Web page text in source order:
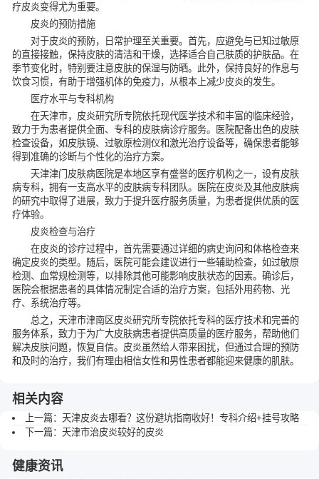
疗皮炎变得尤为重要。
皮炎的预防措施
对于皮炎的预防，日常护理至关重要。首先，应避免与已知过敏原
的直接接触，保持皮肤的清洁和干燥，选择适合自己肤质的护肤品。在
季节变化时，特别要注意皮肤的保湿与防晒。此外，保持良好的作息与
饮食习惯，有助于增强机体的免疫力，从根本上减少皮炎的发生。
医疗水平与专科机构
在天津市，皮炎研究所专院依托现代医学技术和丰富的临床经验，
致力于为患者提供全面、专科的皮肤病诊疗服务。医院配备出色的皮肤
检查设备，如皮肤镜、过敏原检测仪和激光治疗设备等，确保患者能够
得到准确的诊断与个性化的治疗方案。
天津津门皮肤病医院是本地区享有盛誉的医疗机构之一，设有皮肤
病专科，拥有一支高水平的皮肤病专科团队。医院在皮炎及其他皮肤病
的研究中取得了进展，致力于提升医疗服务质量，为患者提供优质的医
疗体验。
皮炎检查与治疗
在皮炎的诊疗过程中，首先需要通过详细的病史询问和体格检查来
确定皮炎的类型。随后，医院可能会建议进行一些辅助检查，如过敏原
检测、血常规检测等，以排除其他可能影响皮肤状态的因素。确诊后，
医院会根据患者的具体情况制定合适的治疗方案，包括外用药物、光
疗、系统治疗等。
总之，天津市津南区皮炎研究所专院依托专科的医疗技术和完善的
服务体系，致力于为广大皮肤病患者提供高质量的医疗服务，帮助他们
解决皮肤问题，恢复自信。皮炎虽然给人带来困扰，但通过合理的预防
和及时的治疗，我们有理由相信女性和男性患者都能迎来健康的肌肤。
相关内容
上一篇： 天津皮炎去哪看？这份避坑指南收好！专科介绍+挂号攻略
下一篇： 天津市治皮炎较好的皮炎
健康资讯